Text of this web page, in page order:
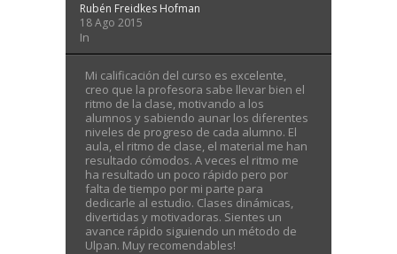
Rubén Freidkes Hofman
18 Ago 2015
In
Mi calificación del curso es excelente,
creo que la profesora sabe llevar bien el
ritmo de la clase, motivando a los
alumnos y sabiendo aunar los diferentes
niveles de progreso de cada alumno. El
aula, el ritmo de clase, el material me han
resultado cómodos. A veces el ritmo me
ha resultado un poco rápido pero por
falta de tiempo por mi parte para
dedicarle al estudio. Clases dinámicas,
divertidas y motivadoras. Sientes un
avance rápido siguiendo un método de
Ulpan. Muy recomendables!